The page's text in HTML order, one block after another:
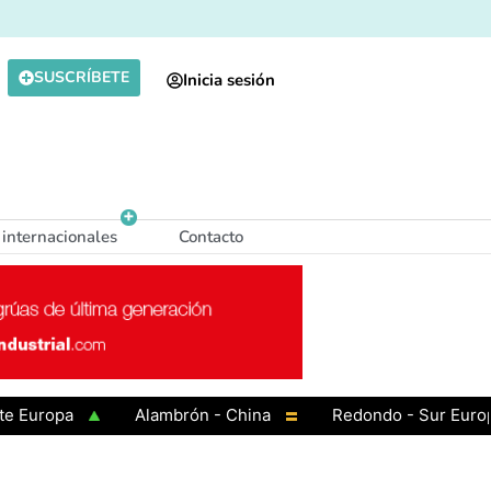
SUSCRÍBETE Inicia sesión
Contacto
Alambrón - China Redondo - Sur Europa